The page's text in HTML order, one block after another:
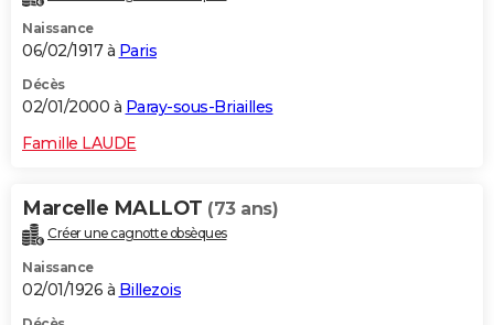
Naissance
06/02/1917 à Paris
Décès
02/01/2000 à Paray-sous-Briailles
Famille LAUDE
Marcelle MALLOT (73 ans)
Créer une cagnotte obsèques
Naissance
02/01/1926 à Billezois